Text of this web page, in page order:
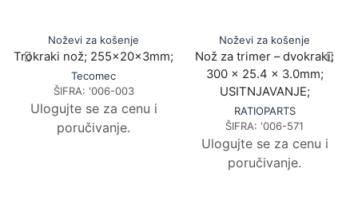
Noževi za košenje
Trokraki nož; 255x20x3mm;
Tecomec
ŠIFRA: '006-003
Ulogujte se za cenu i
poručivanje.
Noževi za košenje
Nož za trimer – dvokraki;
300 x 25.4 x 3.0mm;
USITNJAVANJE;
RATIOPARTS
ŠIFRA: '006-571
Ulogujte se za cenu i
poručivanje.